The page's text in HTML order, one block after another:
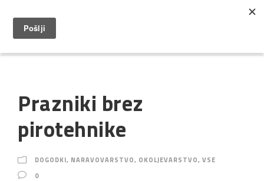
Prazniki brez
pirotehnike
DOGODKI, NARAVOVARSTVO, OKOLJEVARSTVO, VSE
0